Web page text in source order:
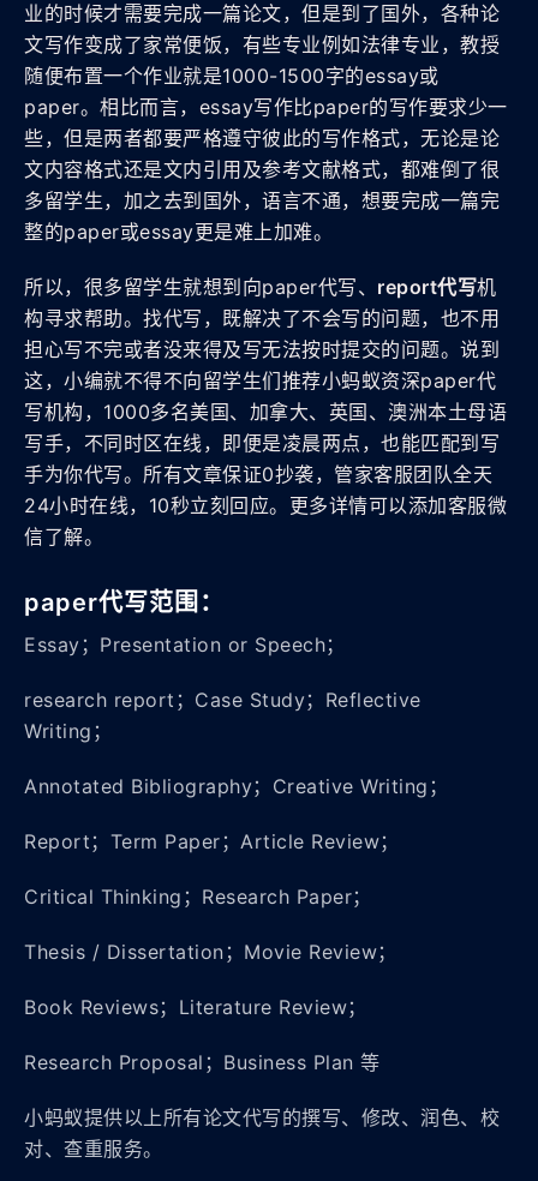
业的时候才需要完成一篇论文，但是到了国外，各种论
文写作变成了家常便饭，有些专业例如法律专业，教授
随便布置一个作业就是1000-1500字的essay或
paper。相比而言，essay写作比paper的写作要求少一
些，但是两者都要严格遵守彼此的写作格式，无论是论
文内容格式还是文内引用及参考文献格式，都难倒了很
多留学生，加之去到国外，语言不通，想要完成一篇完
整的paper或essay更是难上加难。
所以，很多留学生就想到向paper代写、 report代写机
构寻求帮助。找代写，既解决了不会写的问题，也不用
担心写不完或者没来得及写无法按时提交的问题。说到
这，小编就不得不向留学生们推荐小蚂蚁资深paper代
写机构，1000多名美国、加拿大、英国、澳洲本土母语
写手，不同时区在线，即便是凌晨两点，也能匹配到写
手为你代写。所有文章保证0抄袭，管家客服团队全天
24小时在线，10秒立刻回应。更多详情可以添加客服微
信了解。
paper代写范围：
Essay；Presentation or Speech；
research report；Case Study；Reflective
Writing；
Annotated Bibliography；Creative Writing；
Report；Term Paper；Article Review；
Critical Thinking；Research Paper；
Thesis / Dissertation；Movie Review；
Book Reviews；Literature Review；
Research Proposal；Business Plan 等
小蚂蚁提供以上所有论文代写的撰写、修改、润色、校
对、查重服务。